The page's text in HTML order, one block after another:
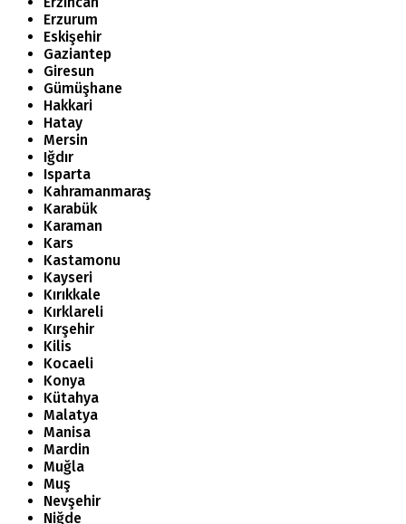
Erzurum
Eskişehir
Gaziantep
Giresun
Gümüşhane
Hakkari
Hatay
Mersin
Iğdır
Isparta
Kahramanmaraş
Karabük
Karaman
Kars
Kastamonu
Kayseri
Kırıkkale
Kırklareli
Kırşehir
Kilis
Kocaeli
Konya
Kütahya
Malatya
Manisa
Mardin
Muğla
Muş
Nevşehir
Niğde